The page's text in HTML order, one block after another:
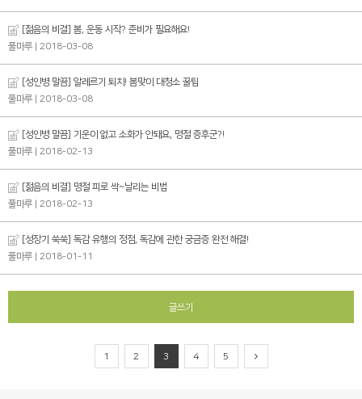
[젊음의 비결] 봄, 운동 시작? 준비가 필요해요!
풀마루 | 2018-03-08
[성인병 말끔] 알레르기 퇴치! 봄맞이 대청소 꿀팁
풀마루 | 2018-03-08
[성인병 말끔] 기운이 없고 소화가 안돼요, 명절 증후군?!
풀마루 | 2018-02-13
[젊음의 비결] 명절 피로 싹~날리는 비법
풀마루 | 2018-02-13
[성장기 쑥쑥] 독감 유행의 정점, 독감에 관한 궁금증 완전 해결!
풀마루 | 2018-01-11
글쓰기
1 2 3 4 5